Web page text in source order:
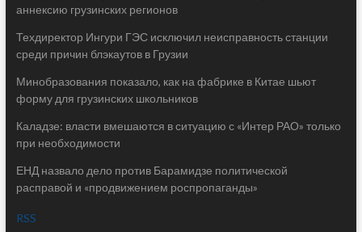
аннексию грузинских регионов
Техдиректор Ингури ГЭС исключил неисправность станции
среди причин блэкаутов в Грузии
Минобразования показало, как на фабрике в Китае шьют
форму для грузинских школьников
Каладзе: власти вмешаются в ситуацию с «Интер РАО» только
при необходимости
ЕНД назвало дело против Барамидзе политической
расправой и «продвижением роспропаганды»
RSS